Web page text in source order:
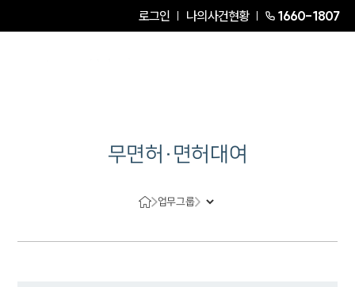
로그인 나의사건현황 1660-1807
무면허·면허대여
업무그룹